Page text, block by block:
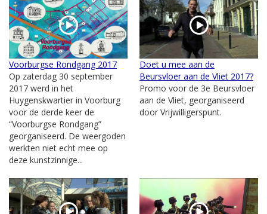
Voorburgse Rondgang 2017
Op zaterdag 30 september
2017 werd in het
Huygenskwartier in Voorburg
voor de derde keer de
“Voorburgse Rondgang”
georganiseerd. De weergoden
werkten niet echt mee op
deze kunstzinnige...
Doet u mee aan de
Beursvloer aan de Vliet 2017?
Promo voor de 3e Beursvloer
aan de Vliet, georganiseerd
door Vrijwilligerspunt.